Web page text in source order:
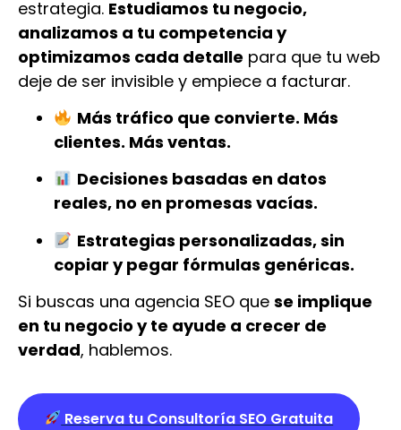
estrategia. Estudiamos tu negocio,
analizamos a tu competencia y
optimizamos cada detalle para que tu web
deje de ser invisible y empiece a facturar.
Más tráfico que convierte. Más
clientes. Más ventas.
Decisiones basadas en datos
reales, no en promesas vacías.
Estrategias personalizadas, sin
copiar y pegar fórmulas genéricas.
Si buscas una agencia SEO que se implique
en tu negocio y te ayude a crecer de
verdad, hablemos.
Reserva tu Consultoría SEO Gratuita